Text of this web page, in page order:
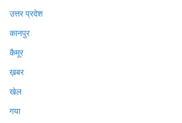
उत्तर प्रदेश
कानपुर
कैमूर
ख़बर
खेल
गया